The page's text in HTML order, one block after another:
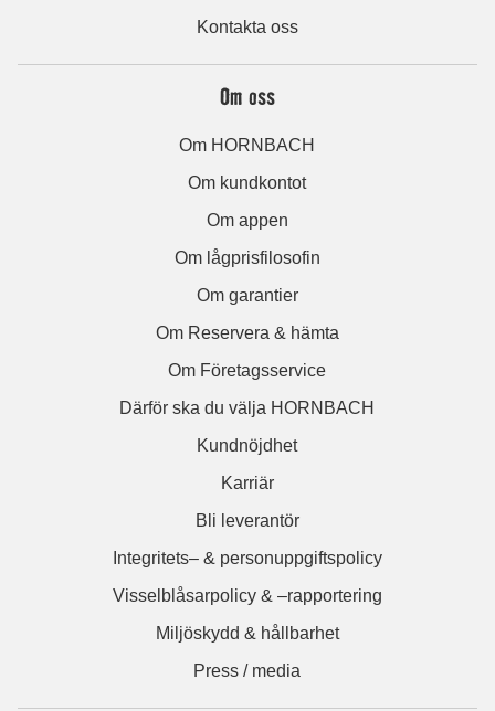
Kontakta oss
Om oss
Om HORNBACH
Om kundkontot
Om appen
Om lågprisfilosofin
Om garantier
Om Reservera & hämta
Om Företagsservice
Därför ska du välja HORNBACH
Kundnöjdhet
Karriär
Bli leverantör
Integritets– & personuppgiftspolicy
Visselblåsarpolicy & –rapportering
Miljöskydd & hållbarhet
Press / media